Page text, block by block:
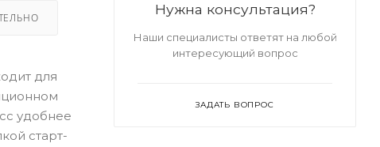
для
удобнее
старт-
Нужна консультация?
Наши специалисты ответят на любой
интересующий вопрос
ЗАДАТЬ ВОПРОС